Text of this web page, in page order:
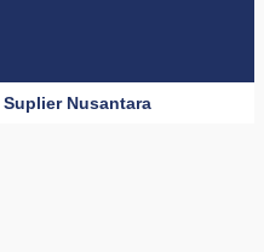
Nusantara